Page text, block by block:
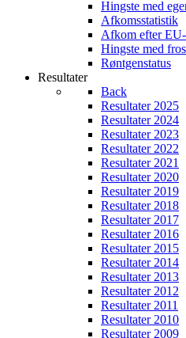
Hingste med
Afkomsstatistik
Afkom efter
Hingste med
Røntgenstatus
Resultater
Back
Resultater 2025
Resultater 2024
Resultater 2023
Resultater 2022
Resultater 2021
Resultater 2020
Resultater 2019
Resultater 2018
Resultater 2017
Resultater 2016
Resultater 2015
Resultater 2014
Resultater 2013
Resultater 2012
Resultater 2011
Resultater 2010
Resultater 2009